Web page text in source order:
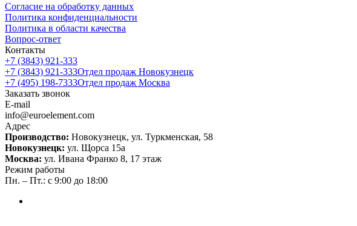
Согласие на обработку данных
Политика конфиденциальности
Политика в области качества
Вопрос-ответ
Контакты
+7 (3843) 921-333
+7 (3843) 921-333Отдел продаж Новокузнецк
+7 (495) 198-7333Отдел продаж Москва
Заказать звонок
E-mail
info@euroelement.com
Адрес
Производство: Новокузнецк, ул. Туркменская, 58
Новокузнецк: ул. Щорса 15а
Москва: ул. Ивана Франко 8, 17 этаж
Режим работы
Пн. – Пт.: с 9:00 до 18:00